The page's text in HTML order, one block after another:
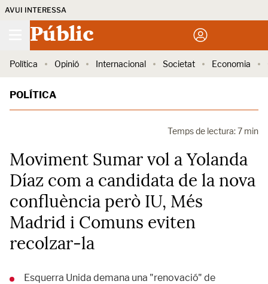
AVUI INTERESSA
Públic
Política Opinió Internacional Societat Economia
POLÍTICA
Temps de lectura: 7 min
Moviment Sumar vol a Yolanda
Díaz com a candidata de la nova
confluència però IU, Més
Madrid i Comuns eviten
recolzar-la
Esquerra Unida demana una "renovació" de